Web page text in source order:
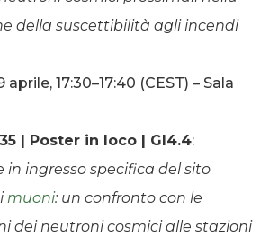
della suscettibilità agli incendi
17:30–17:40 (CEST) – Sala
| Poster in loco | GI4.4:
in ingresso specifica del sito
muoni: un confronto con le
dei neutroni cosmici alle stazioni